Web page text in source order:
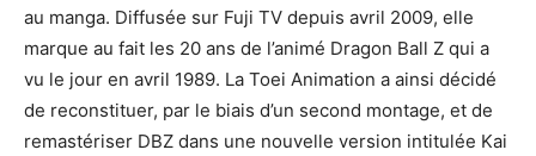
au manga. Diffusée sur Fuji TV depuis avril 2009, elle
marque au fait les 20 ans de l’animé Dragon Ball Z qui a
vu le jour en avril 1989. La Toei Animation a ainsi décidé
de reconstituer, par le biais d’un second montage, et de
remastériser DBZ dans une nouvelle version intitulée Kai